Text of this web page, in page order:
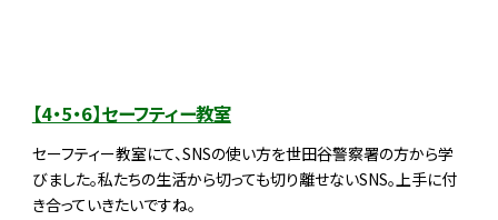
【4・5・6】セーフティー教室
セーフティー教室にて、SNSの使い方を世田谷警察署の方から学
びました。私たちの生活から切っても切り離せないSNS。上手に付
き合っていきたいですね。